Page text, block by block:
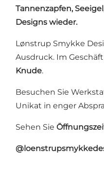
Tannenzapfen,
Designs wieder.
Lønstrup Smykke
Ausdruck. Im
Knude.
Besuchen Sie
Unikat in enger
Sehen Sie